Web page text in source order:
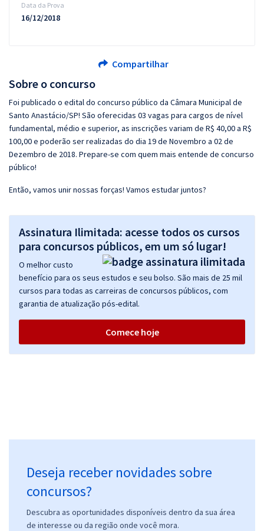
Sobre o concurso
Foi publicado o edital do concurso público da Câmara Municipal de
Santo Anastácio/SP! São oferecidas 03 vagas para cargos de nível
fundamental, médio e superior, as inscrições variam de R$ 40,00 a R$
100,00 e poderão ser realizadas do dia 19 de Novembro a 02 de
Dezembro de 2018. Prepare-se com quem mais entende de concurso
público!
Então, vamos unir nossas forças! Vamos estudar juntos?
Assinatura Ilimitada: acesse todos os cursos
para concursos públicos, em um só lugar!
O melhor custo
benefício para os seus estudos e seu bolso. São mais de 25 mil
cursos para todas as carreiras de concursos públicos, com
garantia de atualização pós-edital.
Comece hoje
Deseja receber novidades sobre
concursos?
Descubra as oportunidades disponíveis dentro da sua área
de interesse ou da região onde você mora.
Data da Prova
16/12/2018
Compartilhar